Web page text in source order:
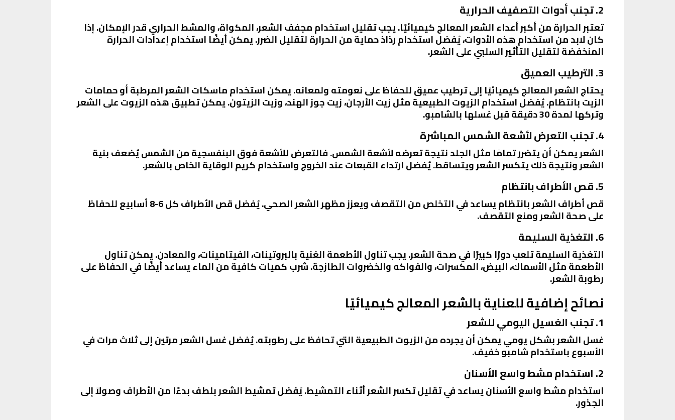
2. تجنب أدوات التصفيف الحرارية
تعتبر الحرارة من أكبر أعداء الشعر المعالج كيميائيًا. يجب تقليل استخدام مجفف الشعر، المكواة، والمشط الحراري قدر الإمكان. إذا
كان لابد من استخدام هذه الأدوات، يُفضل استخدام رذاذ حماية من الحرارة لتقليل الضرر. يمكن أيضًا استخدام إعدادات الحرارة
المنخفضة لتقليل التأثير السلبي على الشعر.
3. الترطيب العميق
يحتاج الشعر المعالج كيميائيًا إلى ترطيب عميق للحفاظ على نعومته ولمعانه. يمكن استخدام ماسكات الشعر المرطبة أو حمامات
الزيت بانتظام. يُفضل استخدام الزيوت الطبيعية مثل زيت الأرجان، زيت جوز الهند، وزيت الزيتون. يمكن تطبيق هذه الزيوت على الشعر
وتركها لمدة 30 دقيقة قبل غسلها بالشامبو.
4. تجنب التعرض لأشعة الشمس المباشرة
الشعر يمكن أن يتضرر تمامًا مثل الجلد نتيجة تعرضه لأشعة الشمس. فالتعرض للأشعة فوق البنفسجية من الشمس يُضعف بنية
الشعر ونتيجة ذلك يتكسر الشعر ويتساقط. يُفضل ارتداء القبعات عند الخروج واستخدام كريم الوقاية الخاص بالشعر.
5. قص الأطراف بانتظام
قص أطراف الشعر بانتظام يساعد في التخلص من التقصف ويعزز مظهر الشعر الصحي. يُفضل قص الأطراف كل 6-8 أسابيع للحفاظ
على صحة الشعر ومنع التقصف.
6. التغذية السليمة
التغذية السليمة تلعب دورًا كبيرًا في صحة الشعر. يجب تناول الأطعمة الغنية بالبروتينات، الفيتامينات، والمعادن. يمكن تناول
الأطعمة مثل الأسماك، البيض، المكسرات، والفواكه والخضروات الطازجة. شرب كميات كافية من الماء يساعد أيضًا في الحفاظ على
رطوبة الشعر.
نصائح إضافية للعناية بالشعر المعالج كيميائيًا
1. تجنب الغسيل اليومي للشعر
غسل الشعر بشكل يومي يمكن أن يجرده من الزيوت الطبيعية التي تحافظ على رطوبته. يُفضل غسل الشعر مرتين إلى ثلاث مرات في
الأسبوع باستخدام شامبو خفيف.
2. استخدام مشط واسع الأسنان
استخدام مشط واسع الأسنان يساعد في تقليل تكسر الشعر أثناء التمشيط. يُفضل تمشيط الشعر بلطف بدءًا من الأطراف وصولاً إلى
الجذور.